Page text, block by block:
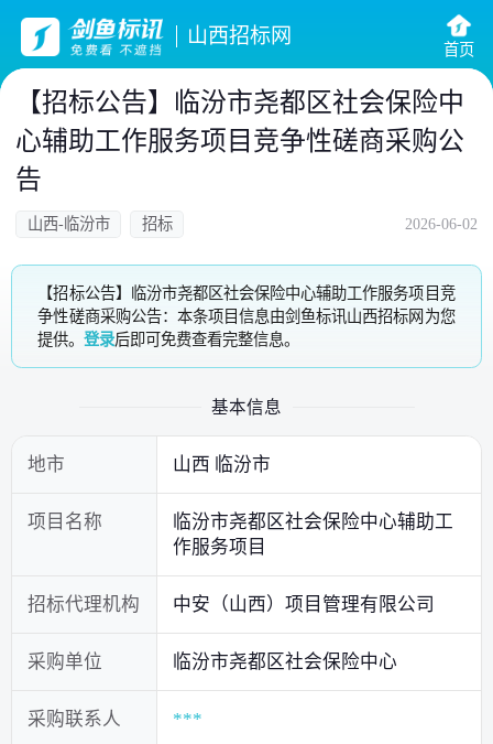
山西招标网
首页
【招标公告】临汾市尧都区社会保险中
心辅助工作服务项目竞争性磋商采购公
告
山西-临汾市 招标 2026-06-02
【招标公告】临汾市尧都区社会保险中心辅助工作服务项目竞
争性磋商采购公告：本条项目信息由剑鱼标讯山西招标网为您
提供。登录后即可免费查看完整信息。
基本信息
地市 山西 临汾市
项目名称
临汾市尧都区社会保险中心辅助工
作服务项目
招标代理机构 中安（山西）项目管理有限公司
采购单位 临汾市尧都区社会保险中心
采购联系人 ***